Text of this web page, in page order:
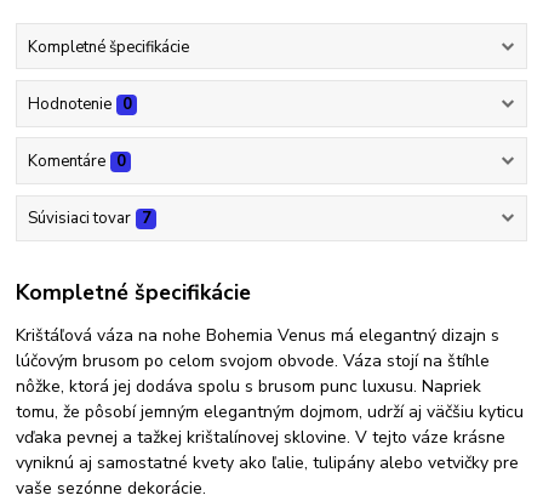
Kompletné špecifikácie
Hodnotenie 0
Komentáre 0
Súvisiaci tovar 7
Kompletné špecifikácie
Krištáľová váza na nohe Bohemia Venus má elegantný dizajn s
lúčovým brusom po celom svojom obvode. Váza stojí na štíhle
nôžke, ktorá jej dodáva spolu s brusom punc luxusu. Napriek
tomu, že pôsobí jemným elegantným dojmom, udrží aj väčšiu kyticu
vďaka pevnej a tažkej krištalínovej sklovine. V tejto váze krásne
vyniknú aj samostatné kvety ako ľalie, tulipány alebo vetvičky pre
vaše sezónne dekorácie.